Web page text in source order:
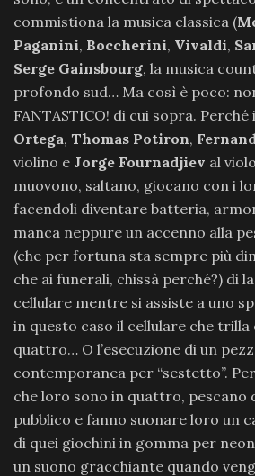
commistiona la musica classica (
Paganini, Boccherini, Vivaldi,
Serge Gainsbourg, la musica
profondo sud… Ma così è poco:
FANTASTICO! di cui sopra.
Ortega, Thomas Potiron,
violino e Jorge Fournadjiev al
muovono, saltano, giocano con i
facendoli diventare batteria,
manca neppure un accenno alla
(che per fortuna sta sempre più
che ai funerali, chissà perché?) di
cellulare mentre si assiste a uno
in questo caso il cellulare che trilla
quattro… O l’esecuzione di un
contemporanea per “sestetto”.
che loro sono in quattro, pescano
pubblico e fanno suonare loro un
di quei giochini in gomma per
un suono gracchiante quando